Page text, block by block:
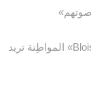
الانتخابات البلدية 2026 : قائمة «Blois en commun» المواطِنة تريد